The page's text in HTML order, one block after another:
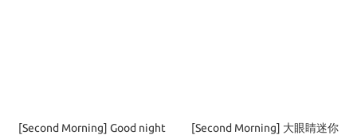
[Second Morning] Good night
[Second Morning] 大眼睛迷你